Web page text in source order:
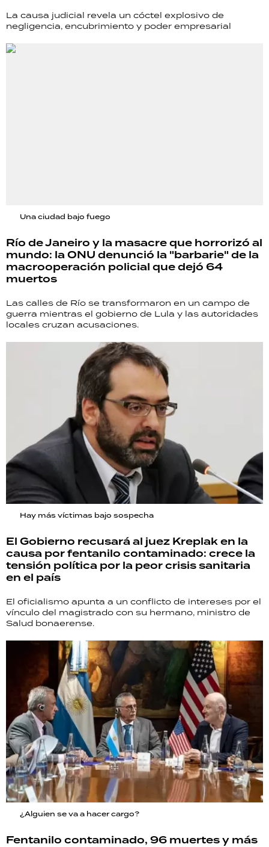
La causa judicial revela un cóctel explosivo de
negligencia, encubrimiento y poder empresarial
Una ciudad bajo fuego
Río de Janeiro y la masacre que horrorizó al
mundo: la ONU denunció la "barbarie" de la
macrooperación policial que dejó 64
muertos
Las calles de Río se transformaron en un campo de
guerra mientras el gobierno de Lula y las autoridades
locales cruzan acusaciones.
Hay más víctimas bajo sospecha
El Gobierno recusará al juez Kreplak en la
causa por fentanilo contaminado: crece la
tensión política por la peor crisis sanitaria
en el país
El oficialismo apunta a un conflicto de intereses por el
vínculo del magistrado con su hermano, ministro de
Salud bonaerense.
¿Alguien se va a hacer cargo?
Fentanilo contaminado, 96 muertes y más